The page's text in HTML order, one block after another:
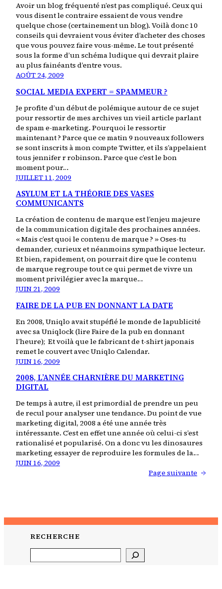
Avoir un blog fréquenté n’est pas compliqué. Ceux qui
vous disent le contraire essaient de vous vendre
quelque chose (certainement un blog). Voilà donc 10
conseils qui devraient vous éviter d’acheter des choses
que vous pouvez faire vous-même. Le tout présenté
sous la forme d’un schéma ludique qui devrait plaire
au plus fainéants d’entre vous.
AOÛT 24, 2009
SOCIAL MEDIA EXPERT = SPAMMEUR ?
Je profite d’un début de polémique autour de ce sujet
pour ressortir de mes archives un vieil article parlant
de spam e-marketing. Pourquoi le ressortir
maintenant ? Parce que ce matin 9 nouveaux followers
se sont inscrits à mon compte Twitter, et ils s’appelaient
tous jennifer r robinson. Parce que c’est le bon
moment pour…
JUILLET 11, 2009
ASYLUM ET LA THÉORIE DES VASES
COMMUNICANTS
La création de contenu de marque est l’enjeu majeure
de la communication digitale des prochaines années.
« Mais c’est quoi le contenu de marque ? » Oses-tu
demander, curieux et néanmoins sympathique lecteur.
Et bien, rapidement, on pourrait dire que le contenu
de marque regroupe tout ce qui permet de vivre un
moment privilégier avec la marque…
JUIN 21, 2009
FAIRE DE LA PUB EN DONNANT LA DATE
En 2008, Uniqlo avait stupéfié le monde de lapublicité
avec sa Uniqlock (lire Faire de la pub en donnant
l’heure); Et voilà que le fabricant de t-shirt japonais
remet le couvert avec Uniqlo Calendar.
JUIN 16, 2009
2008, L’ANNÉE CHARNIÈRE DU MARKETING
DIGITAL
De temps à autre, il est primordial de prendre un peu
de recul pour analyser une tendance. Du point de vue
marketing digital, 2008 a été une année très
intéressante. C’est en effet une année où celui-ci s’est
rationalisé et popularisé. On a donc vu les dinosaures
marketing essayer de reproduire les formules de la…
JUIN 16, 2009
Page suivante →
RECHERCHE